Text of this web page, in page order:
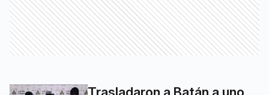
Trasladaron a Batán a uno